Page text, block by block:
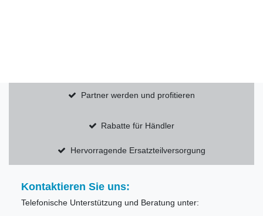
Partner werden und profitieren
Rabatte für Händler
Hervorragende Ersatzteilversorgung
Kontaktieren Sie uns:
Telefonische Unterstützung und Beratung unter: